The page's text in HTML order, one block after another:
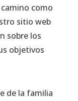
como
sitio web
sobre los
objetivos
de la familia